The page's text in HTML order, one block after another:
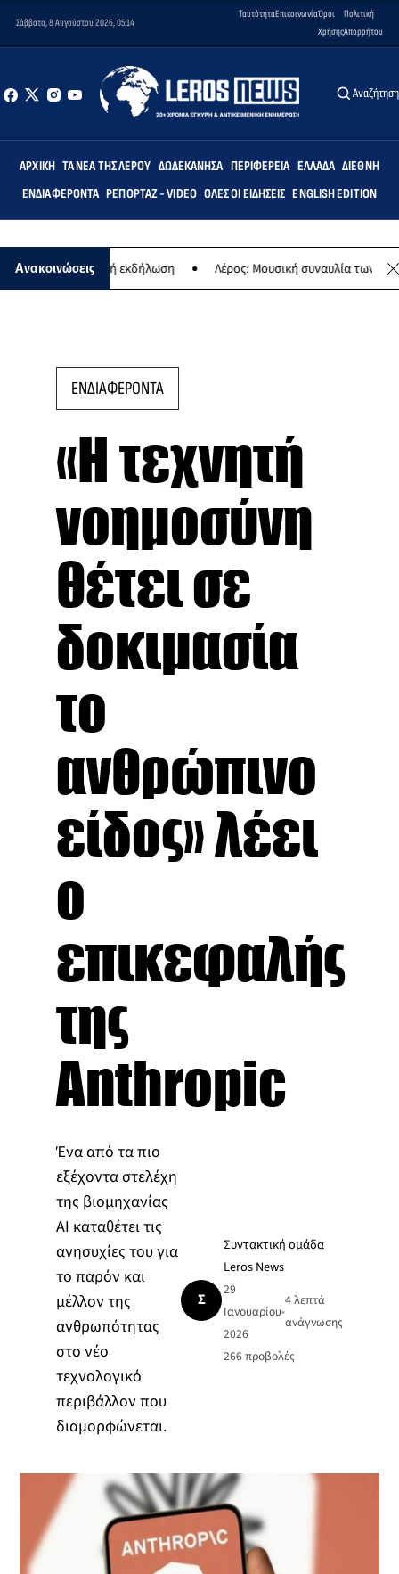
Σάββατο, 8 Αυγούστου 2026, 05:14
ΤαυτότηταΕπικοινωνίαΌροι
Χρήσης
Πολιτική
Απορρήτου
Αναζήτηση
ΑΡΧΙΚΉ ΤΑ ΝΈΑ ΤΗΣ ΛΈΡΟΥ ΔΩΔΕΚΆΝΗΣΑ ΠΕΡΙΦΈΡΕΙΑ ΕΛΛΆΔΑ ΔΙΕΘΝΉ
ΕΝΔΙΑΦΈΡΟΝΤΑ ΡΕΠΟΡΤΆΖ - VIDEO ΌΛΕΣ ΟΙ ΕΙΔΉΣΕΙΣ ENGLISH EDITION
Ανακοινώσεις
- Μουσική εκδήλωση Λέρος: Μουσική συναυλία των
ΕΝΔΙΑΦΕΡΟΝΤΑ
«Η τεχνητή
νοημοσύνη
θέτει σε
δοκιμασία
το
ανθρώπινο
είδος» λέει
ο
επικεφαλής
της
Anthropic
Ένα από τα πιο
εξέχοντα στελέχη
της βιομηχανίας
ΑΙ καταθέτει τις
ανησυχίες του για
το παρόν και
μέλλον της
ανθρωπότητας
στο νέο
τεχνολογικό
περιβάλλον που
διαμορφώνεται.
Σ
Συντακτική ομάδα
Leros News
29
Ιανουαρίου
2026
•
4 λεπτά
ανάγνωσης
266προβολές